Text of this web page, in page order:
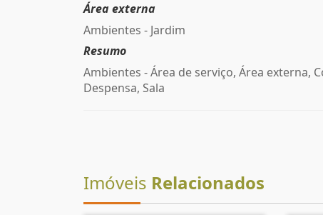
Área externa
Ambientes - Jardim
Resumo
Ambientes - Área de serviço, Área externa,
Despensa, Sala
Imóveis Relacionados